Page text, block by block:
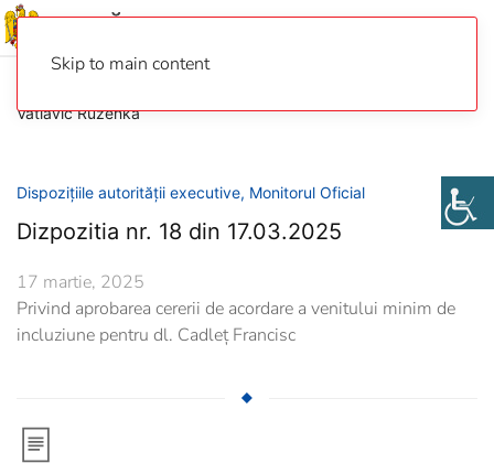
Skip to main content
Vatlavic Ruzenka
Dispozițiile autorității executive, Monitorul Oficial
Dizpozitia nr. 18 din 17.03.2025
17 martie, 2025
Privind aprobarea cererii de acordare a venitului minim de
incluziune pentru dl. Cadleț Francisc